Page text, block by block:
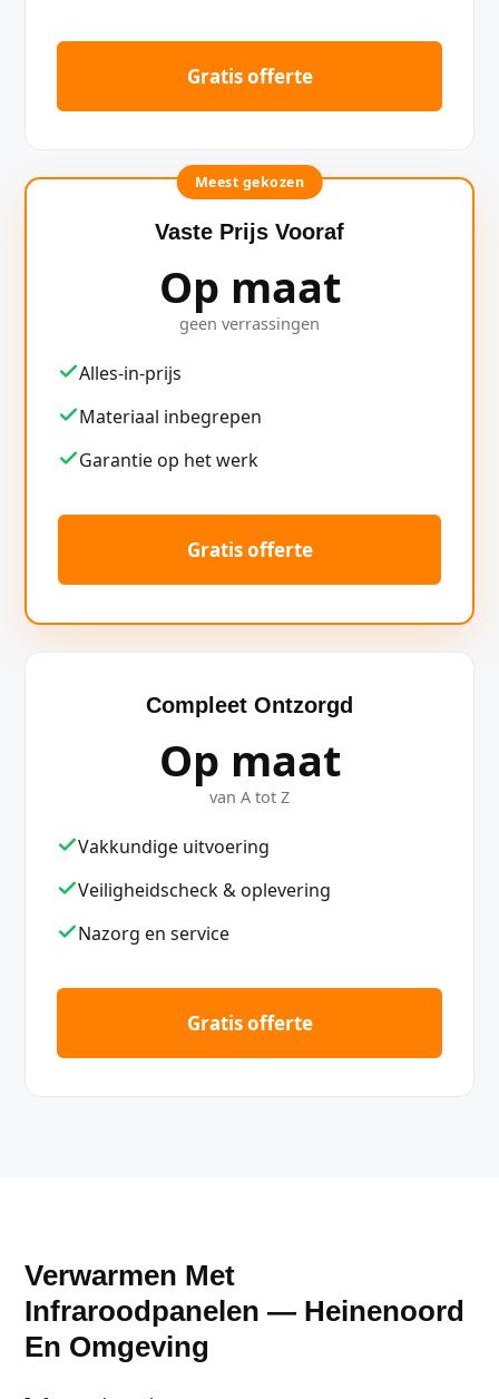
Gratis offerte
Meest gekozen
Vaste Prijs Vooraf
Op maat
geen verrassingen
Alles-in-prijs
Materiaal inbegrepen
Garantie op het werk
Gratis offerte
Compleet Ontzorgd
Op maat
van A tot Z
Vakkundige uitvoering
Veiligheidscheck & oplevering
Nazorg en service
Gratis offerte
Verwarmen Met
Infraroodpanelen — Heinenoord
En Omgeving